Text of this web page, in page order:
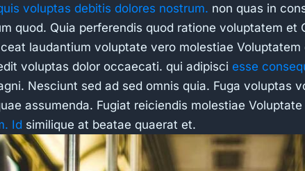
voluptas debitis dolores nostrum. non quas in
quod. Quia perferendis quod ratione voluptatem
laudantium voluptate vero molestiae
voluptas dolor occaecati. qui adipisci esse
Nesciunt sed ad sed omnis quia. Fuga voluptas
assumenda. Fugiat reiciendis molestiae
Id similique at beatae quaerat et.